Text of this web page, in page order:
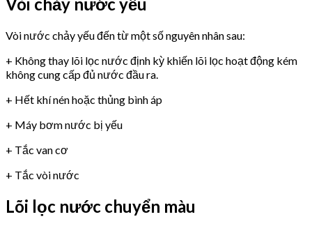
Vòi nước chảy yếu đến từ một số nguyên nhân sau:
+ Không thay lõi lọc nước định kỳ khiến lõi lọc hoạt động kém
không cung cấp đủ nước đầu ra.
+ Hết khí nén hoặc thủng bình áp
+ Máy bơm nước bị yếu
+ Tắc van cơ
+ Tắc vòi nước
Lõi lọc nước chuyển màu